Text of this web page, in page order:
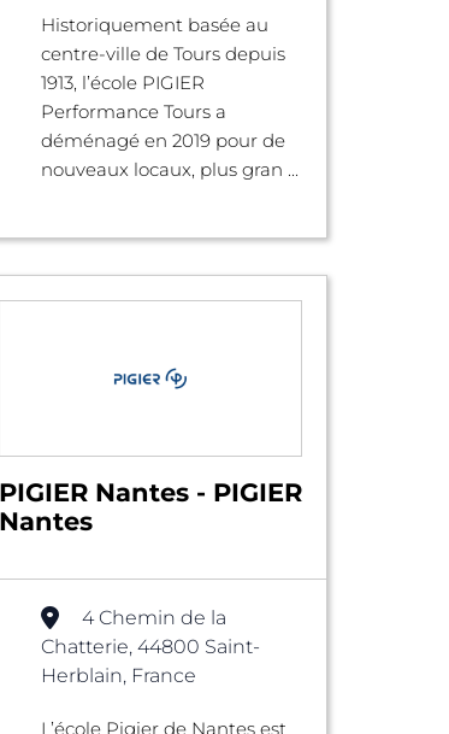
Historiquement basée au
centre-ville de Tours depuis
1913, l’école PIGIER
Performance Tours a
déménagé en 2019 pour de
nouveaux locaux, plus gran ...
PIGIER Nantes - PIGIER
Nantes
4 Chemin de la
Chatterie, 44800 Saint-
Herblain, France
L’école Pigier de Nantes est